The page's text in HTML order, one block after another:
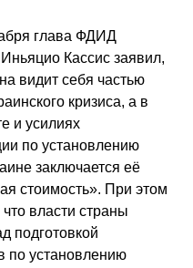
глава ФДИД
Кассис заявил,
видит себя частью
кризиса, а в
и усилиях
по установлению
заключается её
стоимость». При этом
власти страны
подготовкой
по установлению